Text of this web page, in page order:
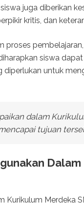
juga diberikan
kritis, dan
proses
siswa
diperlukan untuk
dalam
tujuan
Merdeka